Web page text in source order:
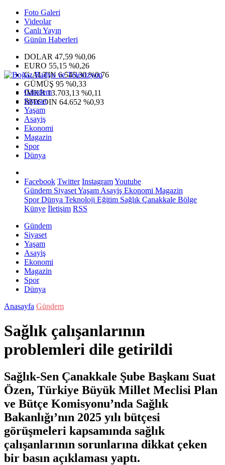
Foto Galeri
Videolar
Canlı Yayın
Günün Haberleri
DOLAR 47,59 %0,06
EURO 55,15 %0,26
G.ALTIN6.545,30 %0,76
GÜMÜŞ 95 %0,33
IMKB13.703,13 %0,11
BITCOIN 64.652 %0,93
Gündem
Siyaset
Yaşam
Asayiş
Ekonomi
Magazin
Spor
Dünya
Facebook Twitter InstagramYoutube
Gündem SiyasetYaşam Asayiş Ekonomi Magazin
SporDünya Teknoloji Eğitim Sağlık Çanakkale Bölge
Künye İletişim RSS
Gündem
Siyaset
Yaşam
Asayiş
Ekonomi
Magazin
Spor
Dünya
Anasayfa Gündem
Sağlık çalışanlarının
problemleri dile getirildi
Sağlık-Sen Çanakkale Şube Başkanı Suat
Özen, Türkiye Büyük Millet Meclisi Plan
ve Bütçe Komisyonu’nda Sağlık
Bakanlığı’nın 2025 yılı bütçesi
görüşmeleri kapsamında sağlık
çalışanlarının sorunlarına dikkat çeken
bir basın açıklaması yaptı.